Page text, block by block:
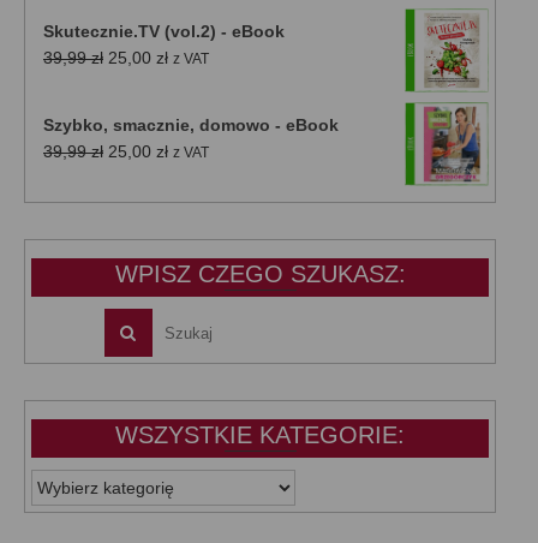
Skutecznie.TV (vol.2) - eBook
39,99zł Pierwotna
39,99 zł.
25,00 złAktualna
25,00 zł.
z VAT
Szybko, smacznie, domowo - eBook
39,99zł Pierwotna
wynosiła:
25,00 złAktualna
wynosi:
z VAT
WPISZ CZEGO SZUKASZ:
WSZYSTKIE KATEGORIE:
WSZYSTKIE
KATEGORIE: